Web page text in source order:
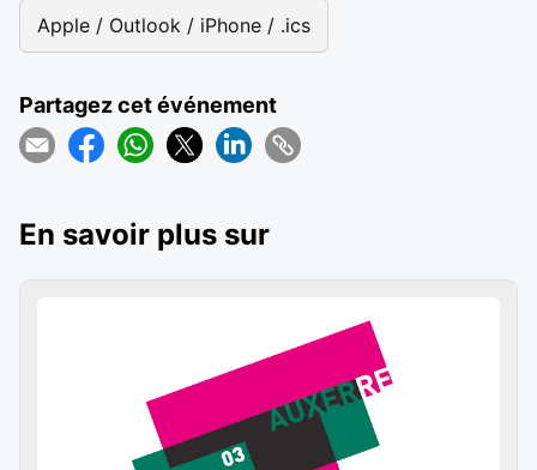
Apple / Outlook / iPhone / .ics
Partagez cet événement
En savoir plus sur